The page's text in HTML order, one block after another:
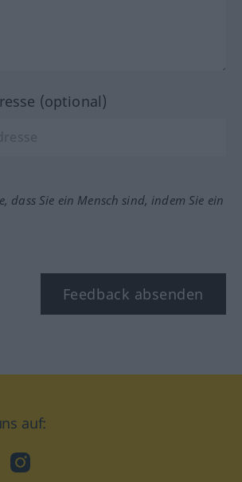
(optional)
dass Sie ein Mensch sind, indem Sie ein
Feedback absenden
auf:
Instagram